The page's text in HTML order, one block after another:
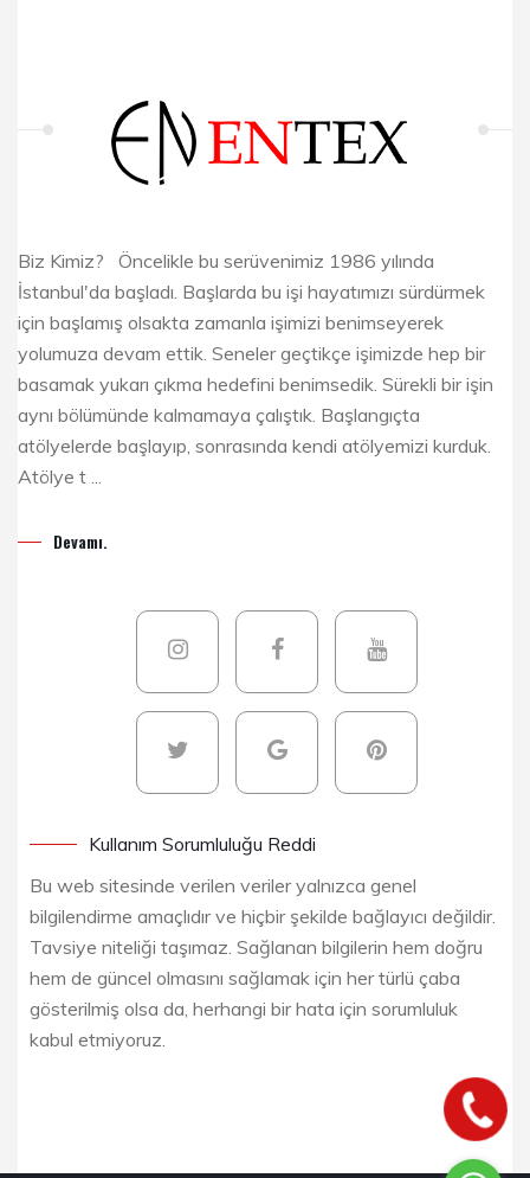
Biz Kimiz? Öncelikle bu serüvenimiz 1986 yılında
İstanbul'da başladı. Başlarda bu işi hayatımızı sürdürmek
için başlamış olsakta zamanla işimizi benimseyerek
yolumuza devam ettik. Seneler geçtikçe işimizde hep bir
basamak yukarı çıkma hedefini benimsedik. Sürekli bir işin
aynı bölümünde kalmamaya çalıştık. Başlangıçta
atölyelerde başlayıp, sonrasında kendi atölyemizi kurduk.
Atölye t ...
Devamı.
Kullanım Sorumluluğu Reddi
Bu web sitesinde verilen veriler yalnızca genel
bilgilendirme amaçlıdır ve hiçbir şekilde bağlayıcı değildir.
Tavsiye niteliği taşımaz. Sağlanan bilgilerin hem doğru
hem de güncel olmasını sağlamak için her türlü çaba
gösterilmiş olsa da, herhangi bir hata için sorumluluk
kabul etmiyoruz.